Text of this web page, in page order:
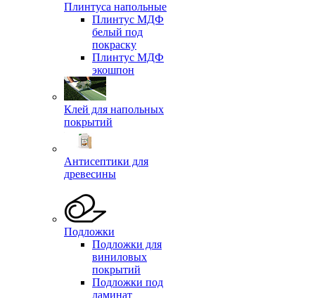
Плинтуса напольные
Плинтус МДФ
белый под
покраску
Плинтус МДФ
экошпон
Клей для напольных
покрытий
Антисептики для
древесины
Подложки
Подложки для
виниловых
покрытий
Подложки под
ламинат